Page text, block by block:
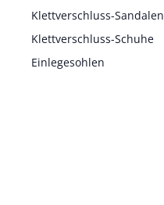
Klettverschluss-Sandalen
Klettverschluss-Schuhe
Einlegesohlen